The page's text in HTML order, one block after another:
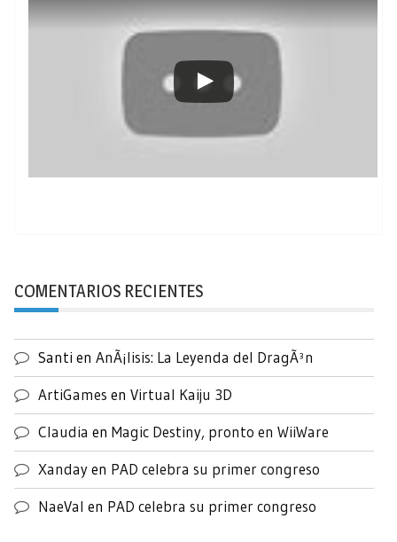
COMENTARIOS RECIENTES
Santi en AnÃ¡lisis: La Leyenda del DragÃ³n
ArtiGames en Virtual Kaiju 3D
Claudia en Magic Destiny, pronto en WiiWare
Xandayen PAD celebra su primer congreso
NaeVal en PAD celebra su primer congreso